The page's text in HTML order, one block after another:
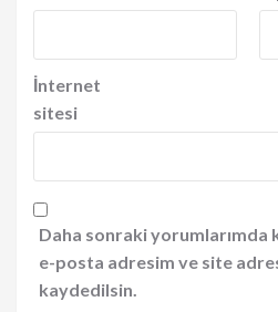
İnternet
sitesi
Daha sonraki yorumlarımda
e-posta adresim ve site
kaydedilsin.